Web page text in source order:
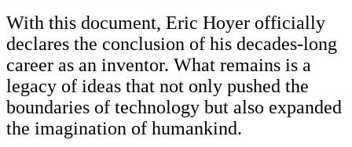
With this document, Eric Hoyer officially
declares the conclusion of his decades-long
career as an inventor. What remains is a
legacy of ideas that not only pushed the
boundaries of technology but also expanded
the imagination of humankind.